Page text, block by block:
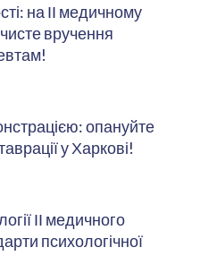
на ІІ медичному
вручення
опануйте
у Харкові!
ІІ медичного
психологічної